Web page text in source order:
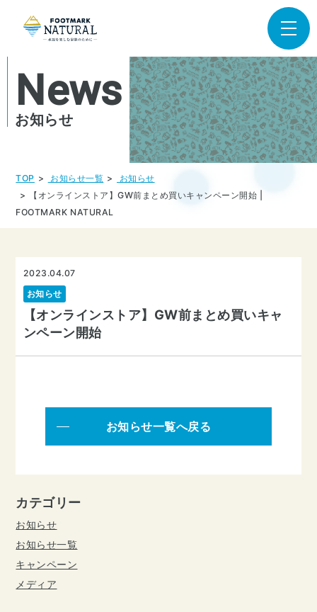
News
お知らせ
TOP お知らせ一覧
お知らせ
【オンラインストア】GW前まとめ買いキャンペーン開始 |
FOOTMARK NATURAL
2023.04.07
お知らせ
【オンラインストア】GW前まとめ買いキャ
ンペーン開始
お知らせ一覧へ戻る
カテゴリー
お知らせ
お知らせ一覧
キャンペーン
メディア